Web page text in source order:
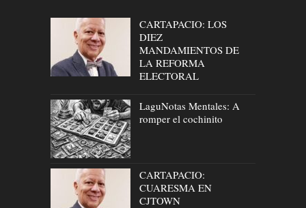
CARTAPACIO: LOS
DIEZ
MANDAMIENTOS DE
LA REFORMA
ELECTORAL
LaguNotas Mentales: A
romper el cochinito
CARTAPACIO:
CUARESMA EN
CJTOWN